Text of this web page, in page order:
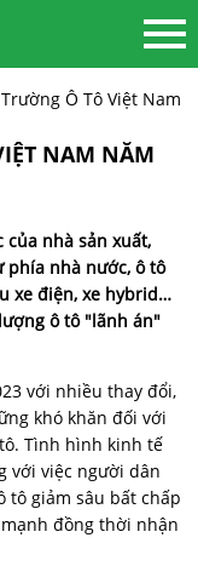
Ô Tô Việt Nam
NAM NĂM
nhà sản xuất,
nhà nước, ô tô
xe điện, xe hybrid…
ô tô "lãnh án"
với nhiều thay đổi,
khó khăn đối với
Tình hình kinh tế
với việc người dân
giảm sâu bất chấp
đồng thời nhận